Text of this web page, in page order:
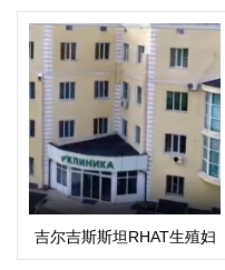
吉尔吉斯斯坦RHAT生殖妇
产中心